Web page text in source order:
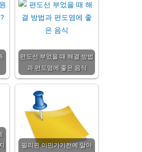
편도선 부었을 때 해결 방법
과 편도염에 좋은 음식
필리핀 이민가기전에 알아